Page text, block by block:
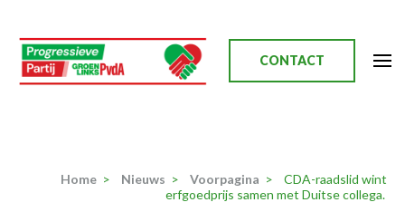
naar
inhoud
(Druk
CONTACT
Home > Nieuws > Voorpagina >
CDA-raadslid wint
erfgoedprijs samen met Duitse collega.